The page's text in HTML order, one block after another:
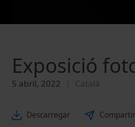
Exposició
5 abril, 2022 Català
Descarregar Compartir